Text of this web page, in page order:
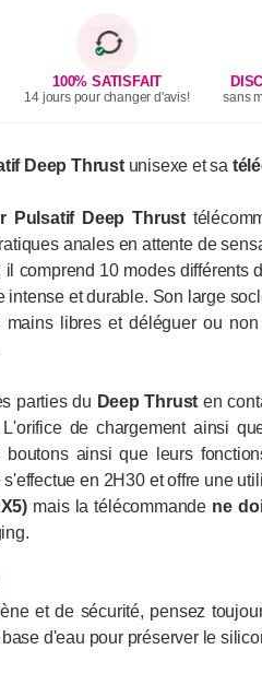
100% SATISFAIT
14 jours pour changer d'avis! sans
Deep Thrustunisexe et sa
Pulsatif Deep Thrust
anales en attente de
il comprend 10 modes
intense et durable. Son large
mains libres et déléguer ou
parties du Deep Thrust en
de chargement ainsi
boutons ainsi que leurs
en 2H30 et offre une
mais la télécommande ne
et de sécurité, pensez
d'eau pour préserver le